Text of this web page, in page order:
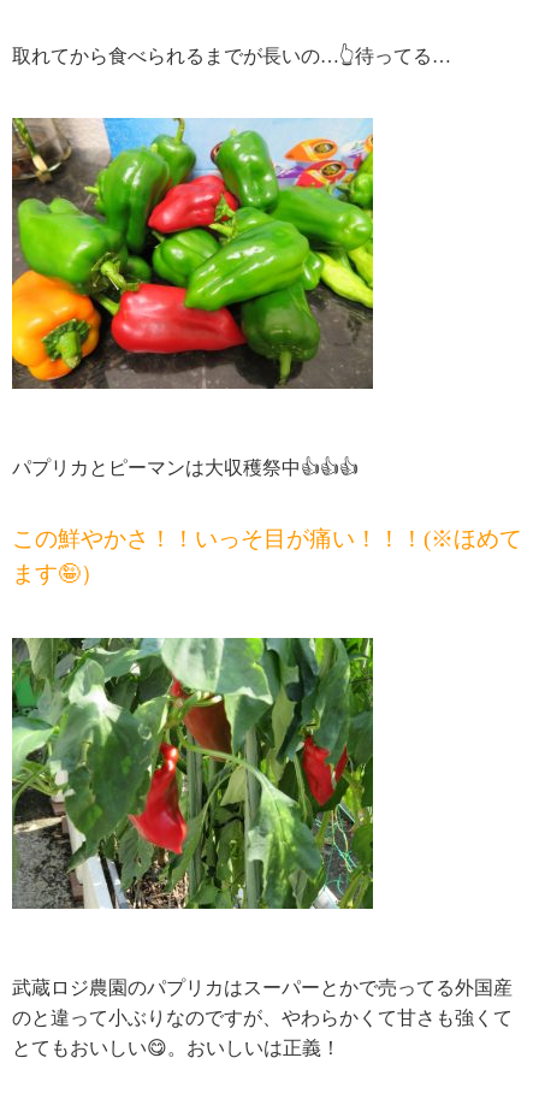
取れてから食べられるまでが長いの…👆待ってる…
パプリカとピーマンは大収穫祭中👍👍👍
この鮮やかさ！！いっそ目が痛い！！！(※ほめて
ます🤪）
武蔵ロジ農園のパプリカはスーパーとかで売ってる外国産
のと違って小ぶりなのですが、やわらかくて甘さも強くて
とてもおいしい😋。おいしいは正義！